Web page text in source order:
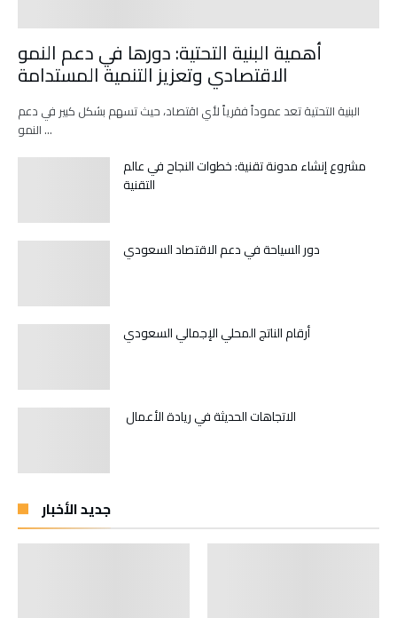
أهمية البنية التحتية: دورها في دعم النمو
الاقتصادي وتعزيز التنمية المستدامة
البنية التحتية تعد عموداً فقرياً لأي اقتصاد، حيث تسهم بشكل كبير في دعم
النمو …
مشروع إنشاء مدونة تقنية: خطوات النجاح في عالم
التقنية
دور السياحة في دعم الاقتصاد السعودي
أرقام الناتج المحلي الإجمالي السعودي
الاتجاهات الحديثة في ريادة الأعمال
جديد الأخبار